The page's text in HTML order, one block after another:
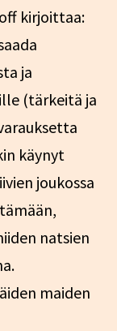
kirjoittaa:
ja
(tärkeitä ja
käynyt
joukossa
natsien
maiden